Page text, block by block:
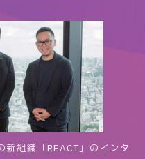
組織「REACT」のインタ